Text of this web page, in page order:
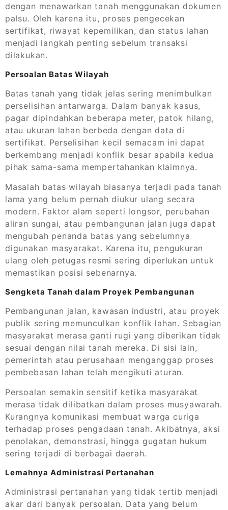
dengan menawarkan tanah menggunakan dokumen
palsu. Oleh karena itu, proses pengecekan
sertifikat, riwayat kepemilikan, dan status lahan
menjadi langkah penting sebelum transaksi
dilakukan.
Persoalan Batas Wilayah
Batas tanah yang tidak jelas sering menimbulkan
perselisihan antarwarga. Dalam banyak kasus,
pagar dipindahkan beberapa meter, patok hilang,
atau ukuran lahan berbeda dengan data di
sertifikat. Perselisihan kecil semacam ini dapat
berkembang menjadi konflik besar apabila kedua
pihak sama-sama mempertahankan klaimnya.
Masalah batas wilayah biasanya terjadi pada tanah
lama yang belum pernah diukur ulang secara
modern. Faktor alam seperti longsor, perubahan
aliran sungai, atau pembangunan jalan juga dapat
mengubah penanda batas yang sebelumnya
digunakan masyarakat. Karena itu, pengukuran
ulang oleh petugas resmi sering diperlukan untuk
memastikan posisi sebenarnya.
Sengketa Tanah dalam Proyek Pembangunan
Pembangunan jalan, kawasan industri, atau proyek
publik sering memunculkan konflik lahan. Sebagian
masyarakat merasa ganti rugi yang diberikan tidak
sesuai dengan nilai tanah mereka. Di sisi lain,
pemerintah atau perusahaan menganggap proses
pembebasan lahan telah mengikuti aturan.
Persoalan semakin sensitif ketika masyarakat
merasa tidak dilibatkan dalam proses musyawarah.
Kurangnya komunikasi membuat warga curiga
terhadap proses pengadaan tanah. Akibatnya, aksi
penolakan, demonstrasi, hingga gugatan hukum
sering terjadi di berbagai daerah.
Lemahnya Administrasi Pertanahan
Administrasi pertanahan yang tidak tertib menjadi
akar dari banyak persoalan. Data yang belum